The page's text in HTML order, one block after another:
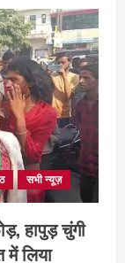
सभी न्यूज़
हापुड़ चुंगी
में लिया